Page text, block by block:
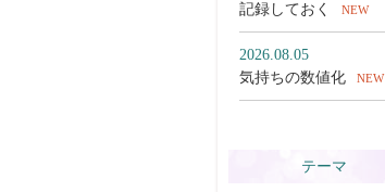
記録しておく
NEW
2026.08.05
気持ちの数値化
NEW
テーマ